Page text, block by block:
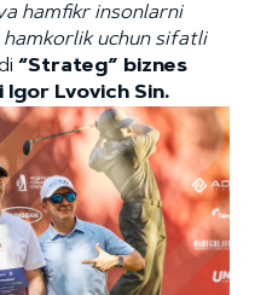
hamfikr insonlarni
uchun sifatli
“Strateg” biznes
Igor Lvovich Sin.